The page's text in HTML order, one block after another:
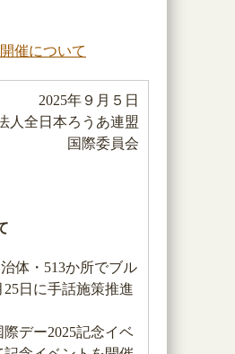
催について
2025年９月５日
人全日本ろうあ連盟
国際委員会
体・513か所でブル
日に手話施策推進
デー2025記念イベ